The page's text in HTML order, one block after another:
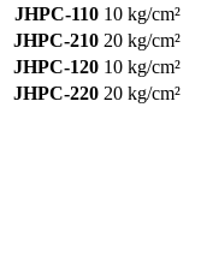
JHPC-110 10 kg/cm²
JHPC-210 20 kg/cm²
JHPC-120 10 kg/cm²
JHPC-220 20 kg/cm²